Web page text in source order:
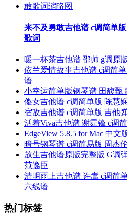
来不及勇敢吉他谱 c调简单
歌词
暖一杯茶吉他谱 邵帅 g调原
依兰爱情故事吉他谱 c调简
谱
小幸运简单版钢琴谱 田馥甄
傻女吉他谱 c调简单版 陈慧
宿敌吉他谱 c调简单版 吉他
活着Viva吉他谱 谢霆锋 c调
EdgeView 5.8.5 for Mac 中
暗号钢琴谱 c调简易版 周杰
放生吉他谱原版完整版 G调
范逸臣
清明雨上吉他谱 许嵩 c调简
六线谱
热门标签